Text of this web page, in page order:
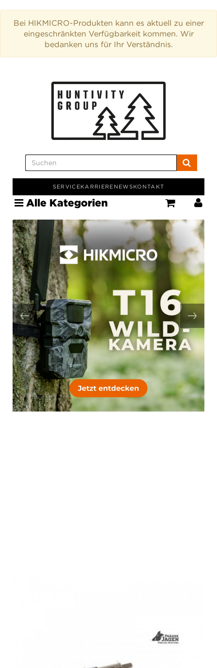
Bei HIKMICRO-Produkten kann es aktuell zu einer
eingeschränkten Verfügbarkeit kommen. Wir
bedanken uns für Ihr Verständnis.
SERVICEKARRIERE NEWSKONTAKT
Alle Kategorien